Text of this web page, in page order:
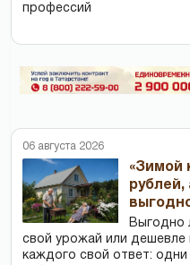
профессий
06 августа 2026
«Зимой
рублей,
Выгодно
свой урожай или дешевле
каждого свой ответ: